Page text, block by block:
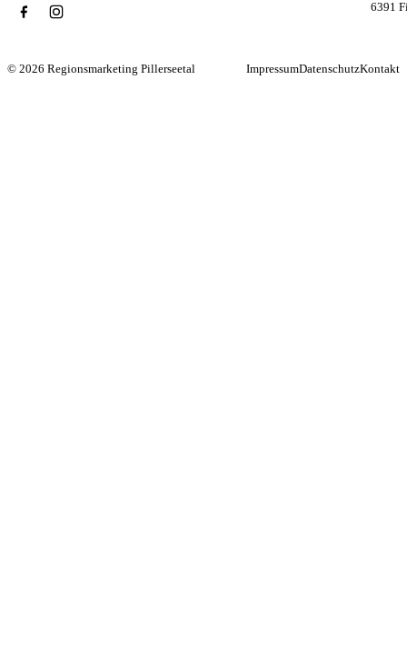
6391
© 2026 Regionsmarketing Pillerseetal ImpressumDatenschutzKontakt